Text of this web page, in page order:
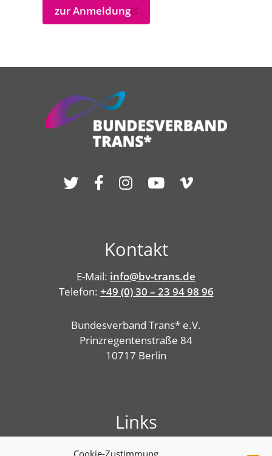
Cookie-Zustimmung
zur Anmeldung
Kontakt
E-Mail: info@bv-trans.de
Telefon: +49 (0) 30 – 23 94 98 96
Bundesverband Trans* e.V.
Prinzregentenstraße 84
10717 Berlin
Links
Presse